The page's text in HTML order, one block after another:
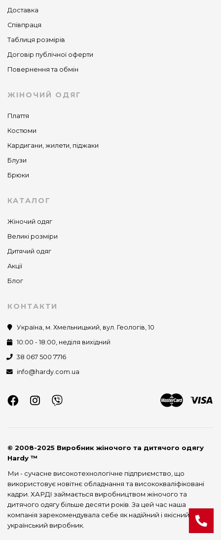
Доставка
Співпраця
Таблиця розмірів
Договір публічної оферти
Повернення та обмін
ЖІНОЧИЙ ОДЯГ
Плаття
Костюми
Кардигани, жилети, піджаки
Блузи
Брюки
КАТАЛОГ
Жіночий одяг
Великі розміри
Дитячий одяг
Акції
Блог
КОНТАКТИ
Україна, м. Хмельницький, вул. Геологів, 10
10:00 - 18:00, неділя вихідний
38 067 500 7716
info@hardy.com.ua
© 2008-2025 Виробник жіночого та дитячого одягу
Hardy ™
Ми - сучасне високотехнологічне підприємство, що
використовує новітнє обладнання та висококваліфіковані
кадри. ХАРДІ займається виробництвом жіночого та
дитячого одягу більше десяти років. За цей час наша
компанія зарекомендувала себе як надійний і якісний
український виробник.